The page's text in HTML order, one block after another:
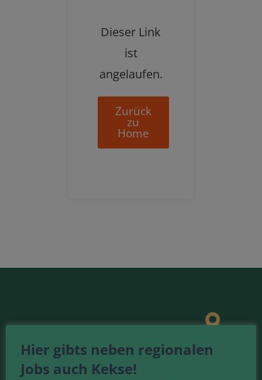
Dieser Link
ist
angelaufen.
Zurück
zu
Home
Hier gibts neben regionalen
Jobs auch Kekse!